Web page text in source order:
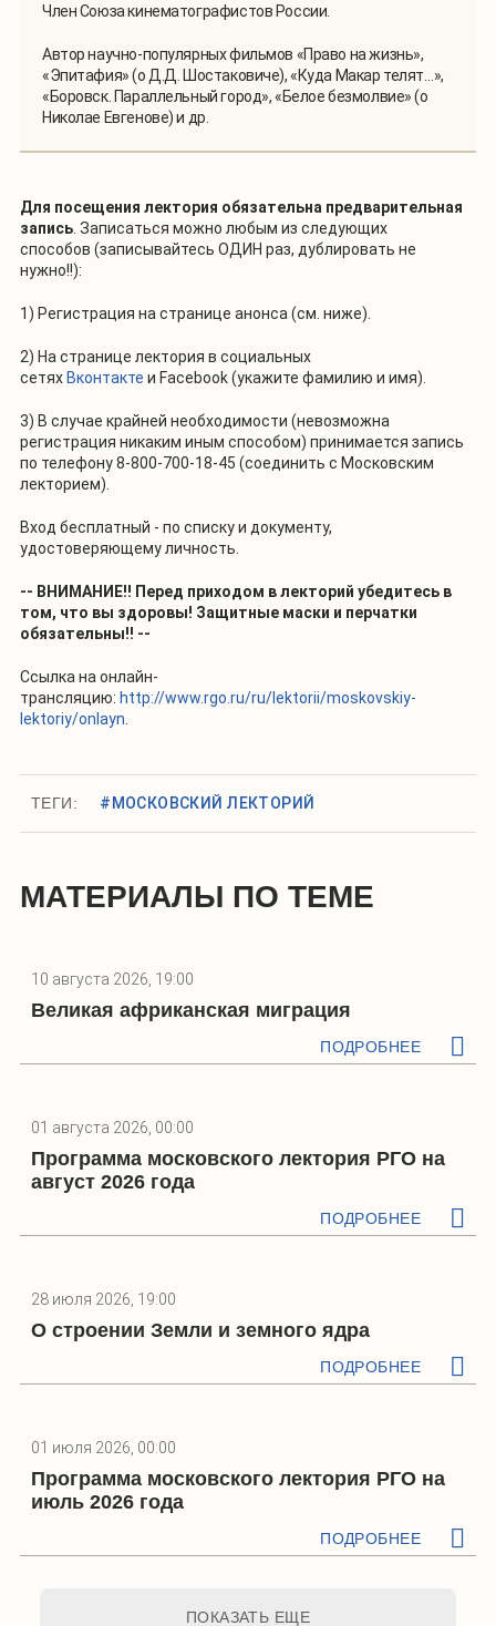
Член Союза кинематографистов России.
Автор научно-популярных фильмов «Право на жизнь»,
«Эпитафия» (о Д.Д. Шостаковиче), «Куда Макар телят…»,
«Боровск. Параллельный город», «Белое безмолвие» (о
Николае Евгенове) и др.
Для посещения лектория обязательна предварительная
запись . Записаться можно любым из следующих
способов (записывайтесь ОДИН раз, дублировать не
нужно!!):
1) Регистрация на странице анонса (см. ниже).
2) На странице лектория в социальных
сетях Вконтакте и Facebook(укажите фамилию и имя).
3) В случае крайней необходимости (невозможна
регистрация никаким иным способом) принимается запись
по телефону 8-800-700-18-45 (соединить с Московским
лекторием).
Вход бесплатный - по списку и документу,
удостоверяющему личность.
-- ВНИМАНИЕ!! Перед приходом в лекторий убедитесь в
том, что вы здоровы! Защитные маски и перчатки
обязательны!! --
Ссылка на онлайн-
трансляцию: http://www.rgo.ru/ru/lektorii/moskovskiy-
lektoriy/onlayn
ТЕГИ: #МОСКОВСКИЙ ЛЕКТОРИЙ
МАТЕРИАЛЫ ПО ТЕМЕ
10 августа 2026, 19:00
Великая африканская миграция
ПОДРОБНЕЕ
01 августа 2026, 00:00
Программа московского лектория РГО на
август 2026 года
ПОДРОБНЕЕ
28 июля 2026, 19:00
О строении Земли и земного ядра
ПОДРОБНЕЕ
01 июля 2026, 00:00
Программа московского лектория РГО на
июль 2026 года
ПОДРОБНЕЕ
ПОКАЗАТЬ ЕЩЕ